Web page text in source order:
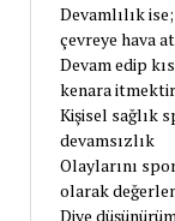
Devamlılık
çevreye hava
Devam edip
kenara
Kişisel sağlık
devamsızlık
Olaylarını
olarak
Diye